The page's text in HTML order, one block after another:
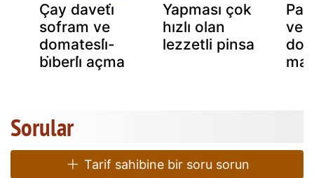
Çay daveti̇
sofram ve
domatesli̇-
bi̇berli̇ açma
Yapması çok
hızlı olan
lezzetli pinsa
ve
Sorular
Tarif sahibine bir soru sorun